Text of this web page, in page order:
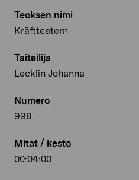
Teoksen nimi
Kräftteatern
Taiteilija
Lecklin Johanna
Numero
998
Mitat / kesto
00:04:00